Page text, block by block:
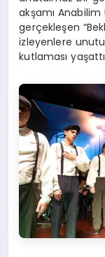
akşamı
gerçekleşen
izleyenlere
kutlaması yaşattı